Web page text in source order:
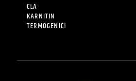
CLA
KARNITIN
TERMOGENICI